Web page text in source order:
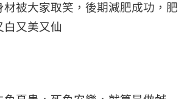
材被大家取笑，後期減肥成功，肥
白又美又仙